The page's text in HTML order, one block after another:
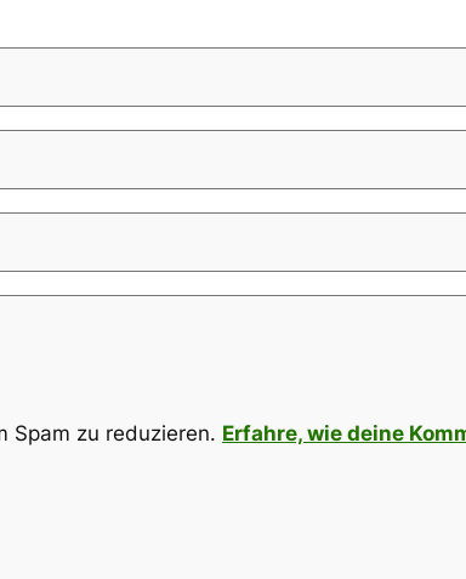
Spam zu reduzieren. Erfahre, wie deine